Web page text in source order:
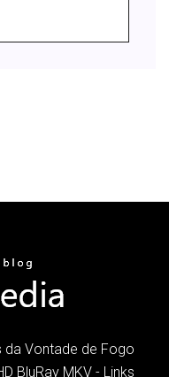
da Vontade de Fogo
BluRay MKV - Links